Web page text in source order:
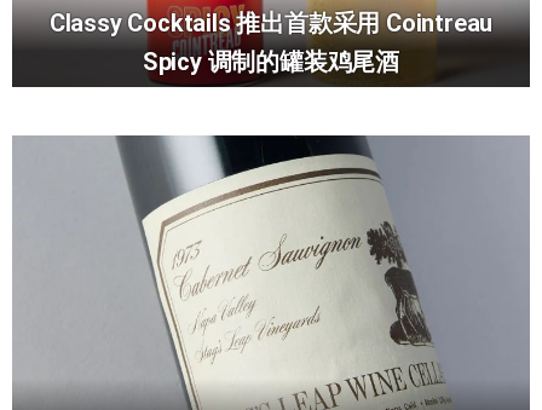
Classy Cocktails 推出首款采用 Cointreau
Spicy 调制的罐装鸡尾酒